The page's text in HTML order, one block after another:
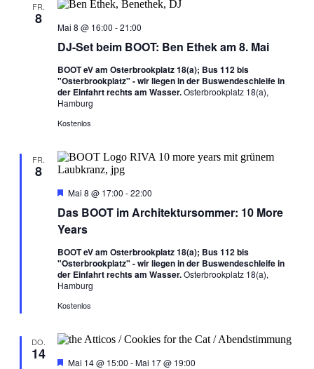
FR.
8
DJ-Set beim BOOT: Ben Ethek am 8. Mai
Mai 8 @ 16:00 -21:00
BOOT eV am Osterbrookplatz 18(a); Bus 112 bis
"Osterbrookplatz" - wir liegen in der Buswendeschleife in
der Einfahrt rechts am Wasser.Osterbrookplatz 18(a),
Hamburg
Kostenlos
FR.
8
Das BOOT im Architektursommer: 10 More
Years
Hervorgehoben
Mai 8 @ 17:00 -22:00
BOOT eV am Osterbrookplatz 18(a); Bus 112 bis
"Osterbrookplatz" - wir liegen in der Buswendeschleife in
der Einfahrt rechts am Wasser.Osterbrookplatz 18(a),
Hamburg
Kostenlos
DO.
14 Hervorgehoben
Mai 14 @ 15:00 -Mai 17 @ 19:00